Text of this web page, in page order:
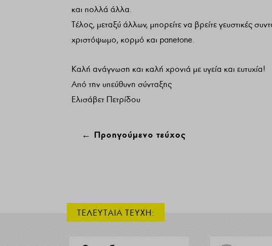
και πολλά άλλα.
Τέλος, μεταξύ άλλων, μπορείτε να βρείτε γευστικές
χριστόψωμο, κορμό και panetone.
Καλή ανάγνωση και καλή χρονιά με υγεία και ευτυχία!
Από την υπεύθυνη σύνταξης
Ελισάβετ Πετρίδου
← Προηγούμενο τεύχος
ΤΕΛΕΥΤΑΙΑ ΤΕΥΧΗ: